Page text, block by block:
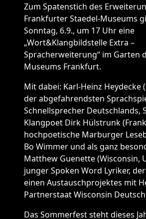
Zum Spatenstich des
Frankfurter Staedel-Museums
Sonntag, 6.9., um 17 Uhr eine
„Wort&Klangbildstelle Extra –
Spracherweiterung“ im Garten
Museums Frankfurt.
Mit dabei: Karl-Heinz Heydecke
der abgefahrendsten
Schnellsprecher Deutschlands,
Klangpoet Dirk Hülstrunk
hochpoetische Marburger
Bo Wimmer und als ganz
Matthew Guenette (Wisconsin,
junger Spoken Word Lyriker,
einen Austauschprojektes mit
Partnerstaat Wisconsin
Das Sommerfest steht dieses